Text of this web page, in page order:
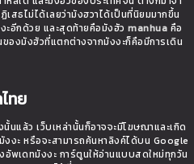
สธไม่ได้เลยว่ามังฮวาได้เป็นที่นิยมมากขึ้น
ะอีกด้วย และสุดท้ายคือมังฮัว manhua คือ
องมังฮัวที่แตกต่างจากมังงะก็คือมีการเดิน
ทย
นแล้ว เว็บเหล่านั้นก็อาจจะมีโฆษณาและเกิด
งะ หรือจะสามารถค้นหาลิงค์ได้บน Google
พเดทมังงะ การ์ตูนให้อ่านแบบสดใหม่ทุกวัน